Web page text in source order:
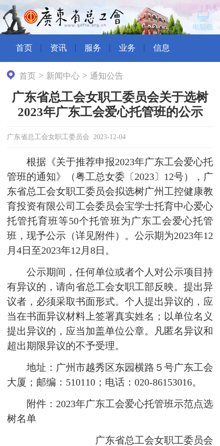
首页 资讯 服务 业务 信息
首页 > 新闻中心 >通知公告
广东省总工会女职工委员会关于选树
2023年广东工会爱心托管班的公示
广东省总工会女职工委员会 2023-12-04
根据《关于推荐申报2023年广东工会爱心托
管班的通知》（粤工总女委〔2023〕12号），广
东省总工会女职工委员会拟选树广州工控健康教
育投资有限公司工会委员会宝学士托育中心爱心
托管托育班等50个托管班为广东工会爱心托管
班，现予公示（详见附件）。公示期为2023年12
月4日至2023年12月8日。
公示期间，任何单位或者个人对公示项目持
有异议的，请向省总工会女职工部反映。提出异
议者，必须采取书面形式。个人提出异议的，应
当在书面异议材料上签署真实姓名；以单位名义
提出异议的，应当加盖单位公章。凡匿名异议和
超出期限异议的不予受理。
地址：广州市越秀区东园横路５号广东工会
大厦；邮编：510110；电话：020-86153016。
附件：2023年广东工会爱心托管班示范点选
树名单
广东省总工会女职工委员会